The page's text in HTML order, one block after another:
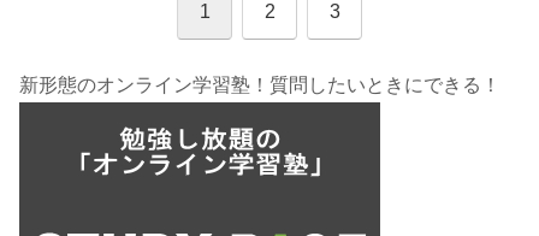
1 2 3
新形態のオンライン学習塾！質問したいときにできる！